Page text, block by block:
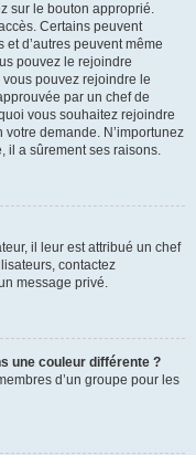
sur le bouton approprié.
Certains peuvent
d’autres peuvent même
pouvez le rejoindre
pouvez rejoindre le
par un chef de
vous souhaitez rejoindre
demande. N’importunez
il a sûrement ses raisons.
il leur est attribué un chef
contactez
message privé.
une couleur différente ?
d’un groupe pour les